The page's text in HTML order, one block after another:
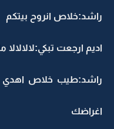
راشد:خلاص انروح بيتكم
اديم ارجعت تبكي:لالالالا
راشد:طيب خلاص اهدي
اغراضك